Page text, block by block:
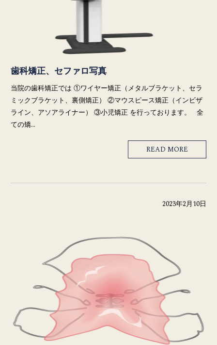
歯科矯正、セファロ写真
当院の歯科矯正では ①ワイヤー矯正（メタルブラケット、セラ
ミックブラケット、裏側矯正） ②マウスピース矯正（インビザ
ライン、アソアライナー） ③小児矯正 を行っております。 全
ての矯…
READ MORE
2023年2月10日